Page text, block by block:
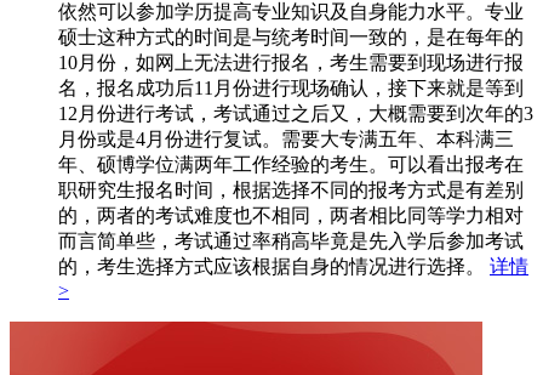
依然可以参加学历提高专业知识及自身能力水平。专业
硕士这种方式的时间是与统考时间一致的，是在每年的
10月份，如网上无法进行报名，考生需要到现场进行报
名，报名成功后11月份进行现场确认，接下来就是等到
12月份进行考试，考试通过之后又，大概需要到次年的3
月份或是4月份进行复试。需要大专满五年、本科满三
年、硕博学位满两年工作经验的考生。可以看出报考在
职研究生报名时间，根据选择不同的报考方式是有差别
的，两者的考试难度也不相同，两者相比同等学力相对
而言简单些，考试通过率稍高毕竟是先入学后参加考试
的，考生选择方式应该根据自身的情况进行选择。 详情
>